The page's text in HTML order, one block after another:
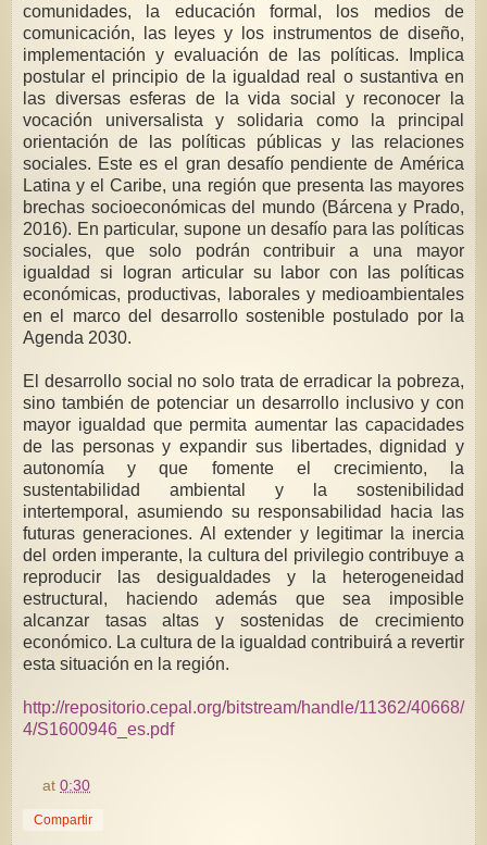
comunidades, la educación formal, los medios de
comunicación, las leyes y los instrumentos de diseño,
implementación y evaluación de las políticas. Implica
postular el principio de la igualdad real o sustantiva en
las diversas esferas de la vida social y reconocer la
vocación universalista y solidaria como la principal
orientación de las políticas públicas y las relaciones
sociales. Este es el gran desafío pendiente de América
Latina y el Caribe, una región que presenta las mayores
brechas socioeconómicas del mundo (Bárcena y Prado,
2016). En particular, supone un desafío para las políticas
sociales, que solo podrán contribuir a una mayor
igualdad si logran articular su labor con las políticas
económicas, productivas, laborales y medioambientales
en el marco del desarrollo sostenible postulado por la
Agenda 2030.
El desarrollo social no solo trata de erradicar la pobreza,
sino también de potenciar un desarrollo inclusivo y con
mayor igualdad que permita aumentar las capacidades
de las personas y expandir sus libertades, dignidad y
autonomía y que fomente el crecimiento, la
sustentabilidad ambiental y la sostenibilidad
intertemporal, asumiendo su responsabilidad hacia las
futuras generaciones. Al extender y legitimar la inercia
del orden imperante, la cultura del privilegio contribuye a
reproducir las desigualdades y la heterogeneidad
estructural, haciendo además que sea imposible
alcanzar tasas altas y sostenidas de crecimiento
económico. La cultura de la igualdad contribuirá a revertir
esta situación en la región.
http://repositorio.cepal.org/bitstream/handle/11362/40668/
4/S1600946_es.pdf
at0:30
Compartir